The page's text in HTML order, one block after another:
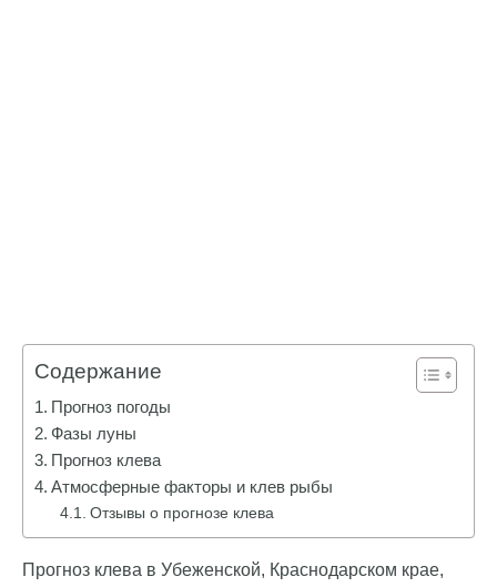
Содержание
Прогноз погоды
Фазы луны
Прогноз клева
Атмосферные факторы и клев рыбы
Отзывы о прогнозе клева
Прогноз клева в Убеженской, Краснодарском крае,